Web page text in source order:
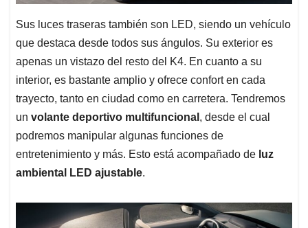
Sus luces traseras también son LED, siendo un vehículo
que destaca desde todos sus ángulos. Su exterior es
apenas un vistazo del resto del K4. En cuanto a su
interior, es bastante amplio y ofrece confort en cada
trayecto, tanto en ciudad como en carretera. Tendremos
un volante deportivo multifuncional , desde el cual
podremos manipular algunas funciones de
entretenimiento y más. Esto está acompañado de luz
ambiental LED ajustable.